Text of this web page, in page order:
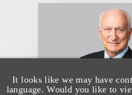
It looks like we may have
language. Would you like to